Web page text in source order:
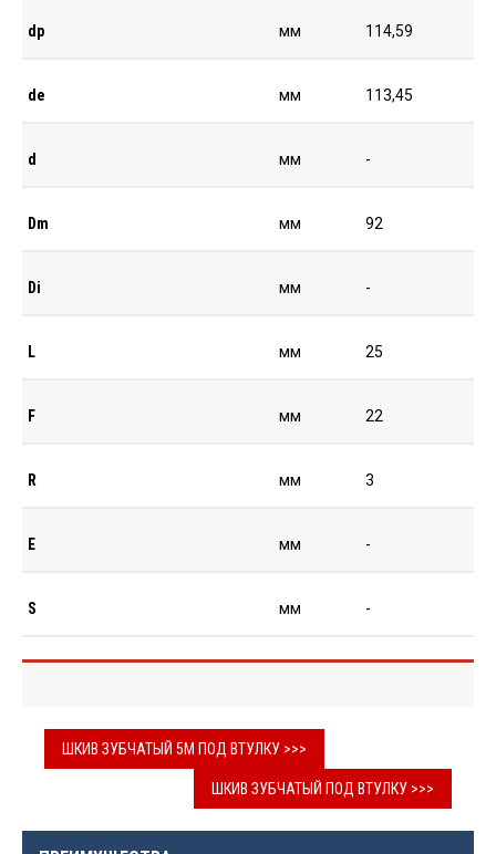
dp мм 114,59
de мм 113,45
d мм -
Dm мм 92
Di мм -
L мм 25
F мм 22
R мм 3
E мм -
S мм -
ШКИВ ЗУБЧАТЫЙ 5М ПОД ВТУЛКУ >>>
ШКИВ ЗУБЧАТЫЙ ПОД ВТУЛКУ >>>